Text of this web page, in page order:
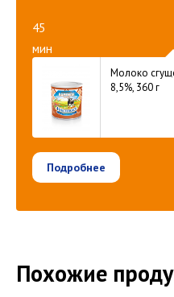
45
мин
Молоко
8,5%, 360 г
Подробнее
Похожие